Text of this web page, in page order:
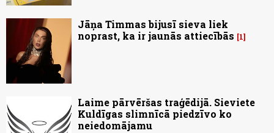
Jāņa Timmas bijusī sieva liek
noprast, ka ir jaunās attiecībās
1
Laime pārvēršas traģēdijā. Sieviete
Kuldīgas slimnīcā piedzīvo ko
neiedomājamu